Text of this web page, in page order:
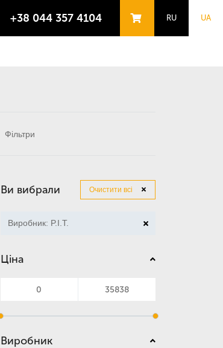
+38 044 357 4104 RU UA
Ви вибрали Очистити всі
Виробник: P.I.T.
Ціна
Виробник
Фільтри